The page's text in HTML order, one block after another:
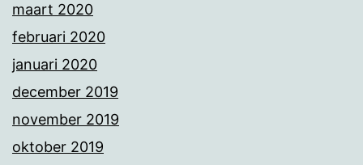
maart 2020
februari 2020
januari 2020
december 2019
november 2019
oktober 2019